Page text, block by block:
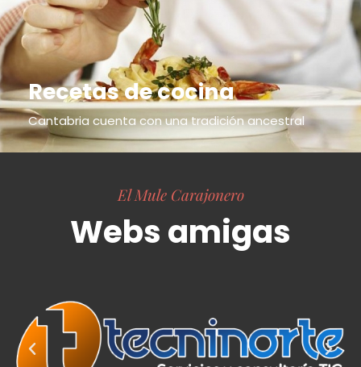
Recetas de cocina
Cantabria cuenta con una tradición ancestral
El Mule Carajonero
Webs amigas